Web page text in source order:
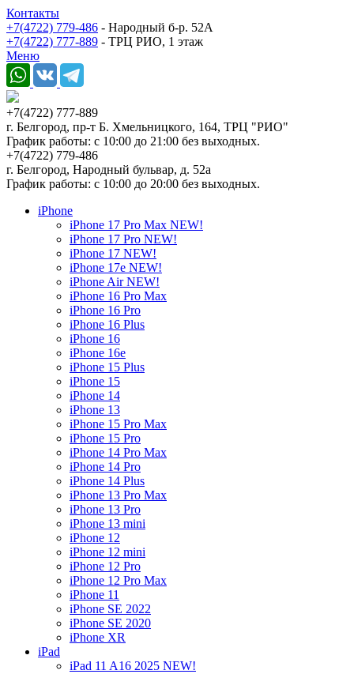
Контакты
+7(4722) 779-486 - Народный б-р. 52А
+7(4722) 777-889 - ТРЦ РИО, 1 этаж
Меню
+7(4722) 777-889
г. Белгород, пр-т Б. Хмельницкого, 164, ТРЦ "РИО"
График работы: с 10:00 до 21:00 без выходных.
+7(4722) 779-486
г. Белгород, Народный бульвар, д. 52а
График работы: с 10:00 до 20:00 без выходных.
iPhone
iPhone 17 Pro Max NEW!
iPhone 17 Pro NEW!
iPhone 17 NEW!
iPhone 17e NEW!
iPhone Air NEW!
iPhone 16 Pro Max
iPhone 16 Pro
iPhone 16 Plus
iPhone 16
iPhone 16e
iPhone 15 Plus
iPhone 15
iPhone 14
iPhone 13
iPhone 15 Pro Max
iPhone 15 Pro
iPhone 14 Pro Max
iPhone 14 Pro
iPhone 14 Plus
iPhone 13 Pro Max
iPhone 13 Pro
iPhone 13 mini
iPhone 12
iPhone 12 mini
iPhone 12 Pro
iPhone 12 Pro Max
iPhone 11
iPhone SE 2022
iPhone SE 2020
iPhone XR
iPad
iPad 11 A16 2025 NEW!